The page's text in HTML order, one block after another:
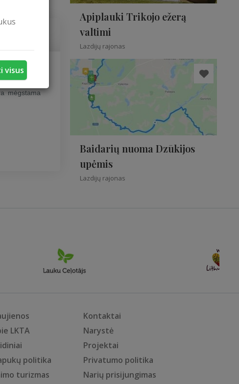
visus
atsiveria
mėgstama
Apiplauki Trikojo ežerą
valtimi
Lazdijų rajonas
Baidarių nuoma Dzūkijos
upėmis
Lazdijų rajonas
Kontaktai
LKTA
Narystė
Projektai
politika
Privatumo politika
turizmas
Narių prisijungimas